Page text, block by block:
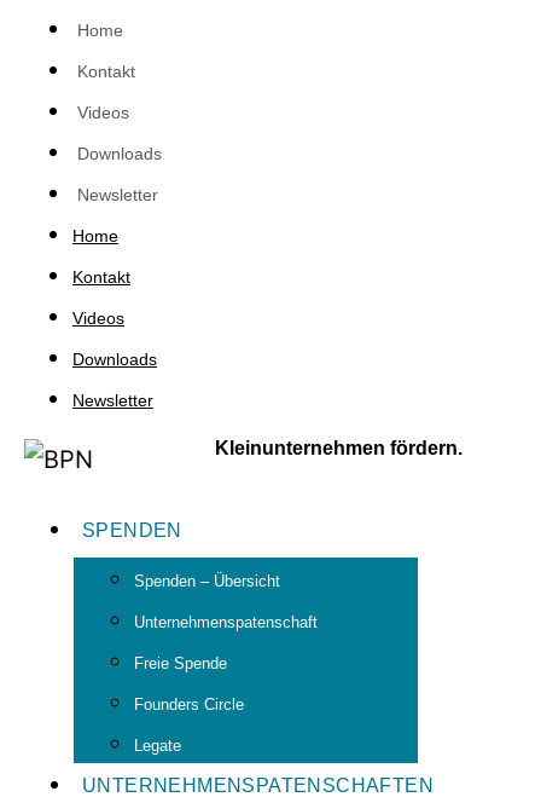
Home
Kontakt
Videos
Downloads
Newsletter
Home
Kontakt
Videos
Downloads
Newsletter
Kleinunternehmen fördern.
SPENDEN
Spenden – Übersicht
Unternehmenspatenschaft
Freie Spende
Founders Circle
Legate
UNTERNEHMENSPATENSCHAFTEN